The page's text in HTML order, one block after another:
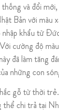
và đổi
Bản với màu
khẩu từ
cường độ
đã làm tăng
những con
gỗ từ thời
thể chi trả tại